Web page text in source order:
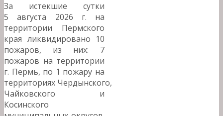
За истекшие сутки
5 августа 2026 г. на
территории Пермского
края ликвидировано 10
пожаров, из них: 7
пожаров на территории
г. Пермь, по 1 пожару на
территориях Чердынского,
Чайковского и
Косинского